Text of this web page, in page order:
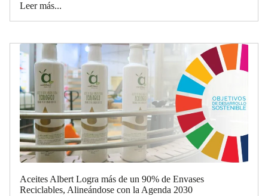
Leer más...
Aceites Albert Logra más de un 90% de Envases
Reciclables, Alineándose con la Agenda 2030